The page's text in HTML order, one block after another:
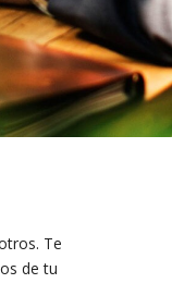
Te
de tu